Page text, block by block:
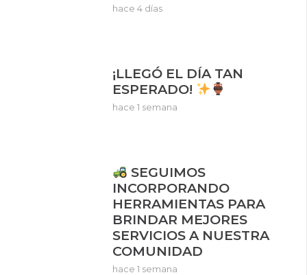
hace 4 días
¡LLEGÓ EL DÍA TAN
ESPERADO!
hace 1 semana
SEGUIMOS
INCORPORANDO
HERRAMIENTAS PARA
BRINDAR MEJORES
SERVICIOS A NUESTRA
COMUNIDAD
hace 1 semana